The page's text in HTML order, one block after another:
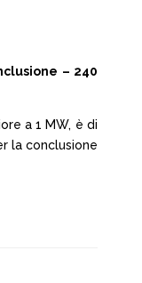
– 240
a 1 MW, è di
la conclusione